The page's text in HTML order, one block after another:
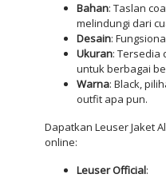
Bahan: Taslan
melindungi dari
Desain:
Ukuran: Tersedia
untuk berbagai
Warna: Black,
outfit apa pun.
Dapatkan Leuser Jaket
online:
Leuser Official: